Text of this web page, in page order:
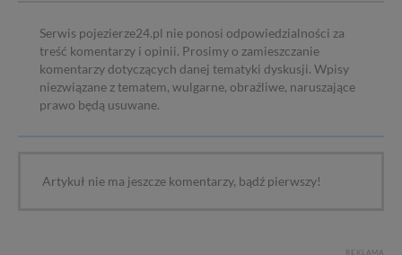
Serwis pojezierze24.pl nie ponosi odpowiedzialności za
treść komentarzy i opinii. Prosimy o zamieszczanie
komentarzy dotyczących danej tematyki dyskusji. Wpisy
niezwiązane z tematem, wulgarne, obraźliwe, naruszające
prawo będą usuwane.
Artykuł nie ma jeszcze komentarzy, bądź pierwszy!
REKLAMA